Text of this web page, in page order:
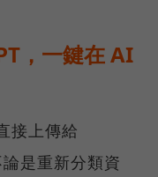
，一鍵在 AI
接上傳給
是重新分類資